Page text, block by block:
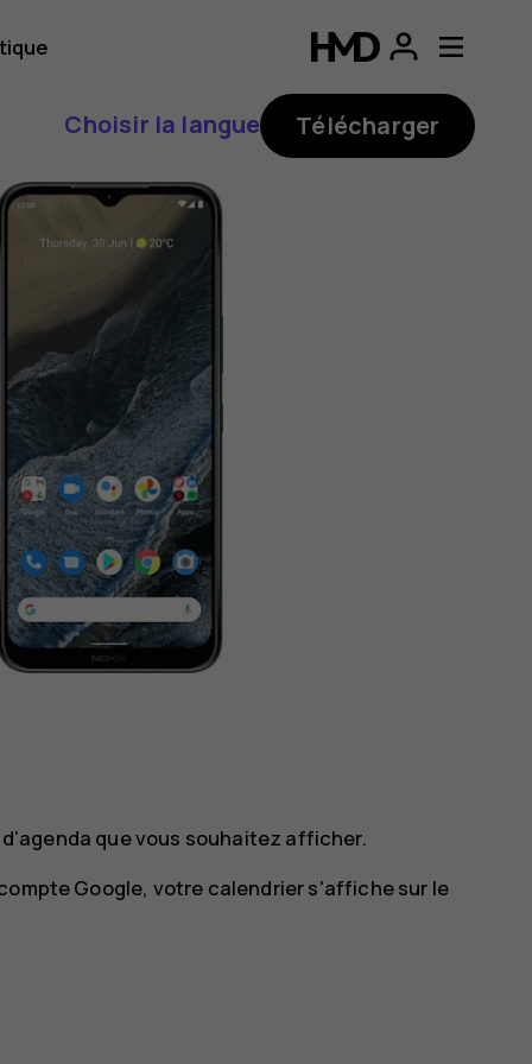
Choisir la langue Télécharger
que vous souhaitez afficher.
Google, votre calendrier s'affiche sur le